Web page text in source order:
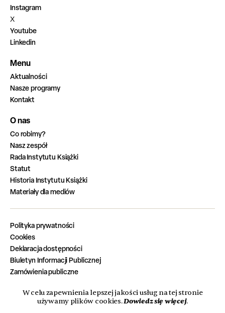
Instagram
X
Youtube
Linkedin
Menu
Aktualności
Nasze programy
Kontakt
O nas
Co robimy?
Nasz zespół
Rada Instytutu Książki
Statut
Historia Instytutu Książki
Materiały dla mediów
Polityka prywatności
Cookies
Deklaracja dostępności
Biuletyn Informacji Publicznej
Zamówienia publiczne
Oferty pracy
W celu zapewnienia lepszej jakości usług na tej stronie
używamy plików cookies.Dowiedz się więcej.